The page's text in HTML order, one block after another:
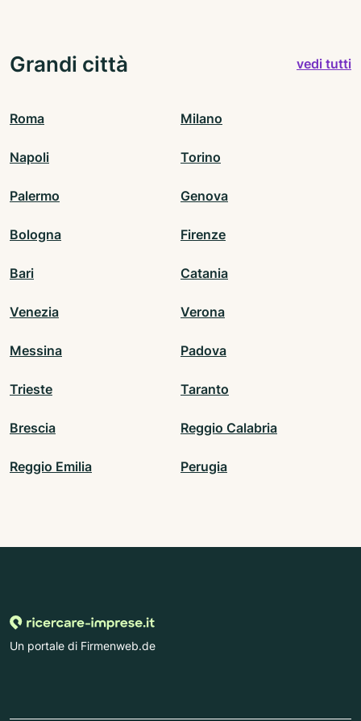
Grandi città vedi tutti
Roma Milano
Napoli Torino
Palermo Genova
Bologna Firenze
Bari Catania
Venezia Verona
Messina Padova
Trieste Taranto
Brescia Reggio Calabria
Reggio Emilia Perugia
Un portale di Firmenweb.de